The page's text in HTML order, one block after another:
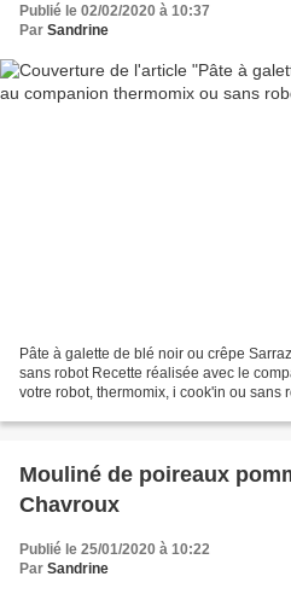
Publié le 02/02/2020 à 10:37
Par Sandrine
Pâte à galette de blé noir ou crêpe
sans robot Recette réalisée avec le
votre robot, thermomix, i cook'in ou sans
Mouliné de poireaux
Chavroux
Publié le 25/01/2020 à 10:22
Par Sandrine